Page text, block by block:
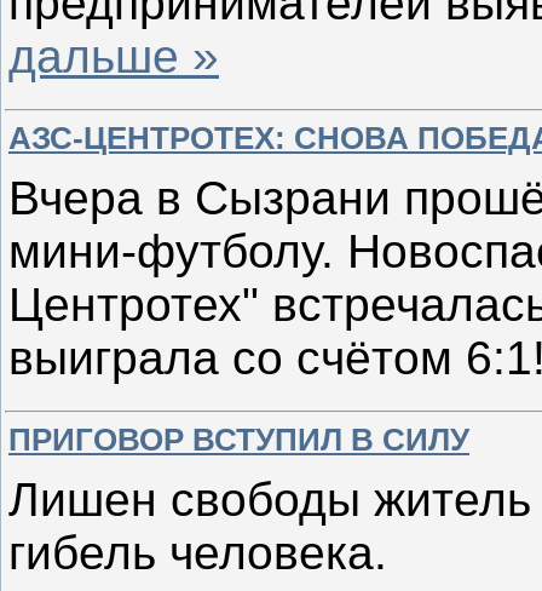
дальше »
АЗС-ЦЕНТРОТЕХ: СНОВА
Вчера в Сызрани
мини-футболу.
Центротех"
выиграла со счётом
ПРИГОВОР ВСТУПИЛ В СИЛУ
Лишен свободы
гибель человека.